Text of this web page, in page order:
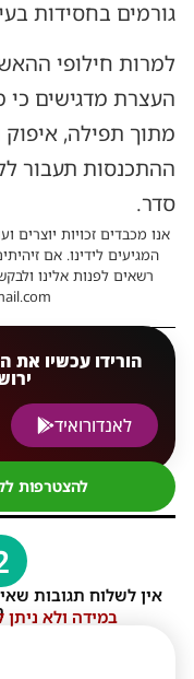
גורמים בחסידות
למרות חילופי
העצרת מדגישים
מתוך תפילה, איפוק
ההתכנסות תעבור
סדר.
אנו מכבדים זכויות יוצרים
המגיעים לידינו. אם
רשאים לפנות אלינו
הורידו עכשיו את
לאנדורואיד
להצטרפות
2
אין לשלוח תגובות
במידה ולא